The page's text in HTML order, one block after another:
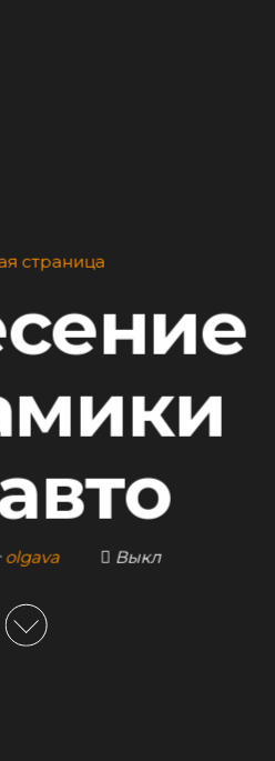
страница
olgava Выкл